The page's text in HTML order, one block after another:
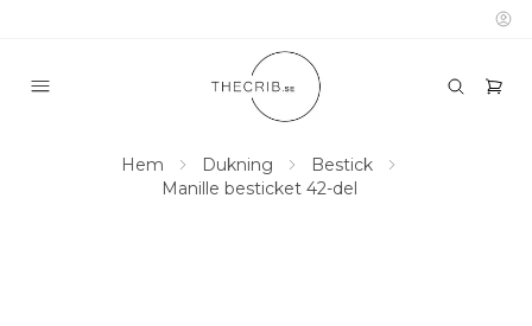
Hem Dukning
Bestick
Manille besticket 42-del